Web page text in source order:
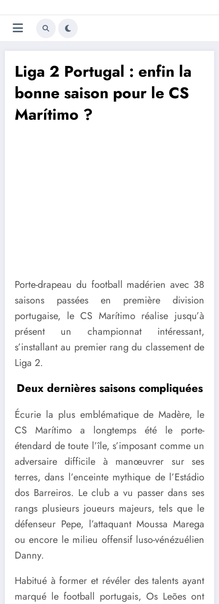
au
contenu
Trivela
L'actualité du football
Liga 2 Portugal : enfin la
bonne saison pour le CS
Marítimo ?
Porte-drapeau du football madérien avec 38
saisons passées en première division
portugaise, le CS Marítimo réalise jusqu’à
présent un championnat intéressant,
s’installant au premier rang du classement de
Liga 2.
Deux dernières saisons compliquées
Écurie la plus emblématique de Madère, le
CS Marítimo a longtemps été le porte-
étendard de toute l’île, s’imposant comme un
adversaire difficile à manœuvrer sur ses
terres, dans l’enceinte mythique de l’Estádio
dos Barreiros. Le club a vu passer dans ses
rangs plusieurs joueurs majeurs, tels que le
défenseur Pepe, l’attaquant Moussa Marega
ou encore le milieu offensif luso-vénézuélien
Danny.
Habitué à former et révéler des talents ayant
marqué le football portugais, Os Leões ont